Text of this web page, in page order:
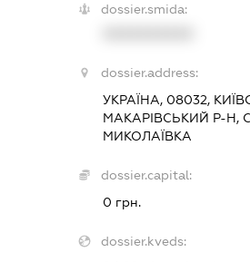
dossier.smida:
dossier.address:
УКРАЇНА, 08032,
МАКАРІВСЬКИЙ Р-Н,
МИКОЛАЇВКА
dossier.capital:
0 грн.
dossier.kveds: